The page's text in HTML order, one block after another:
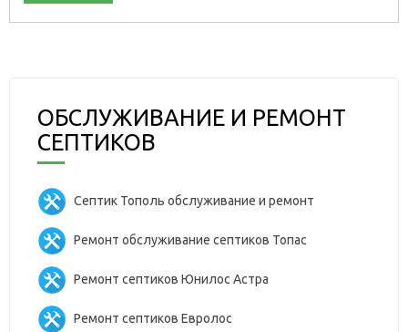
ОБСЛУЖИВАНИЕ И РЕМОНТ
СЕПТИКОВ
Септик Тополь обслуживание и ремонт
Ремонт обслуживание септиков Топас
Ремонт септиков Юнилос Астра
Ремонт септиков Евролос